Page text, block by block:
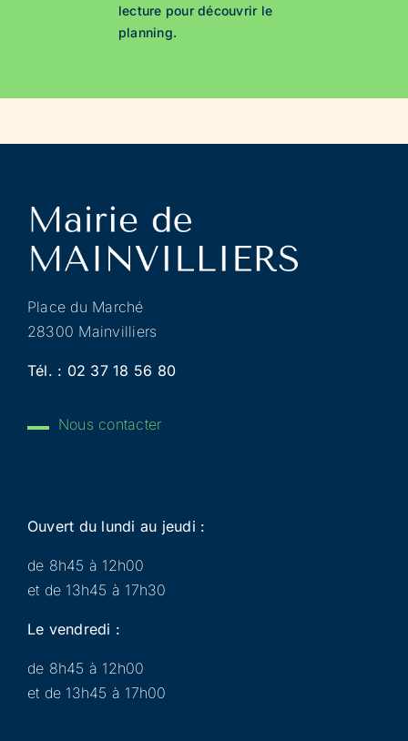
lecture pour découvrir le
planning.
Place du Marché
28300 Mainvilliers
Tél. : 02 37 18 56 80
Nous contacter
Ouvert du lundi au jeudi :
de 8h45 à 12h00
et de 13h45 à 17h30
Le vendredi :
de 8h45 à 12h00
et de 13h45 à 17h00